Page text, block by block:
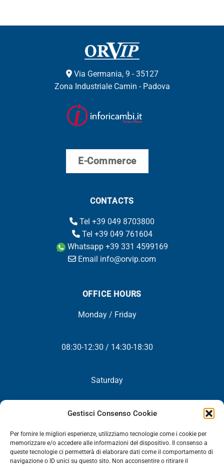
Gestisci Consenso Cookie
Per fornire le migliori esperienze, utilizziamo tecnologie come i cookie per
memorizzare e/o accedere alle informazioni del dispositivo. Il consenso a
queste tecnologie ci permetterà di elaborare dati come il comportamento di
navigazione o ID unici su questo sito. Non acconsentire o ritirare il
Via Germania, 9 - 35127
Zona Industriale Camin - Padova
E-Commerce
CONTACTS
Tel +39 049 8703800
Tel +39 049 761604
Whatsapp +39 331 4599169
Email info@orvip.com
OFFICE HOURS
Monday / Friday
08:30-12:30 / 14:30-18:30
Saturday
Closed
NEWSLETTER